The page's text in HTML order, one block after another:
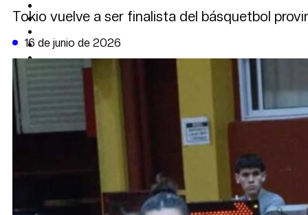
POLÍTICA
DATA FIRME
DE LA TRIBUNA TV
Tokio vuelve a ser finalista del básquetbol
16 de junio de 2026